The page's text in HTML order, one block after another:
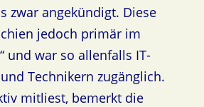
zwar angekündigt. Diese
jedoch primär im
und war so allenfalls IT-
Technikern zugänglich.
mitliest, bemerkt die